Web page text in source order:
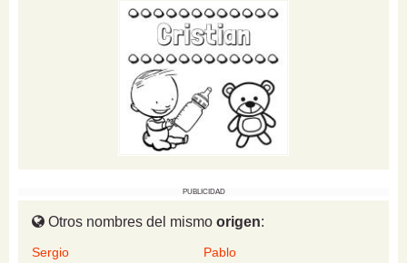
PUBLICIDAD
Otros nombres del mismo origen:
Sergio
Pablo